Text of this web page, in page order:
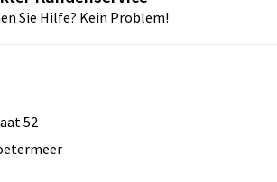
Sie Hilfe? Kein Problem!
52